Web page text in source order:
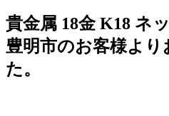
貴金属 18金 K18 ネ
豊明市のお客様より
た。